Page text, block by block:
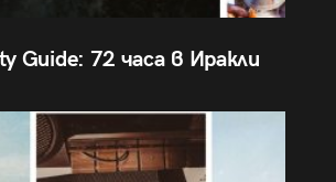
Guide: 72 часа в Иракли